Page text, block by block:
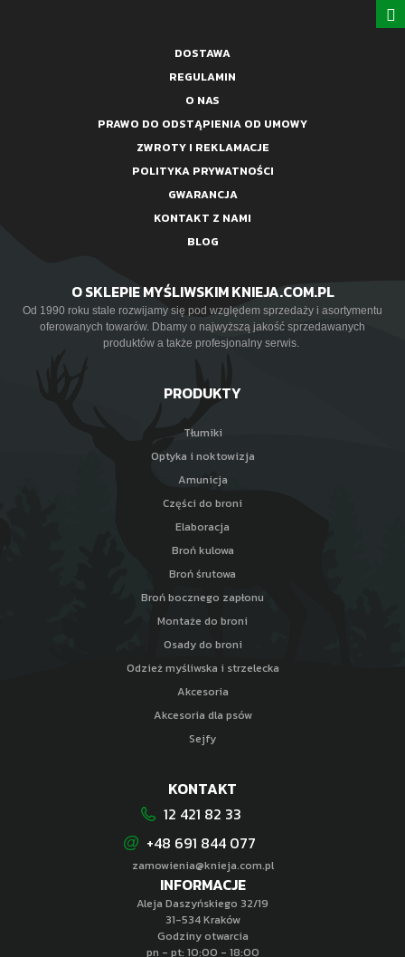
DOSTAWA
REGULAMIN
O NAS
PRAWO DO ODSTĄPIENIA OD UMOWY
ZWROTY I REKLAMACJE
POLITYKA PRYWATNOŚCI
GWARANCJA
KONTAKT Z NAMI
BLOG
O SKLEPIE MYŚLIWSKIM KNIEJA.COM.PL
Od 1990 roku stale rozwijamy się pod względem sprzedaży i asortymentu
oferowanych towarów. Dbamy o najwyższą jakość sprzedawanych
produktów a także profesjonalny serwis.
PRODUKTY
Tłumiki
Optyka i noktowizja
Amunicja
Części do broni
Elaboracja
Broń kulowa
Broń śrutowa
Broń bocznego zapłonu
Montaże do broni
Osady do broni
Odzież myśliwska i strzelecka
Akcesoria
Akcesoria dla psów
Sejfy
INFORMACJE
Aleja Daszyńskiego 32/19
31-534 Kraków
Godziny otwarcia
pn - pt: 10:00 - 18:00
KONTAKT
12 421 82 33
+48 691 844 077
zamowienia@knieja.com.pl